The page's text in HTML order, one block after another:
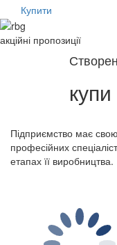
Купити
акційні пропозиції
Підприємство має
професійних
етапах її виробництва.